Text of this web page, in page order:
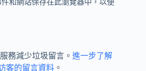
和網站保存在此瀏覽器中，以便
務減少垃圾留言。 進一步了解
客的留言資料 。